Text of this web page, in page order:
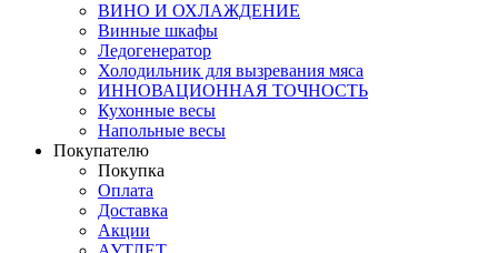
ВИНО И ОХЛАЖДЕНИЕ
Винные шкафы
Ледогенератор
Холодильник для вызревания мяса
ИННОВАЦИОННАЯ ТОЧНОСТЬ
Кухонные весы
Напольные весы
Покупателю
Покупка
Оплата
Доставка
Акции